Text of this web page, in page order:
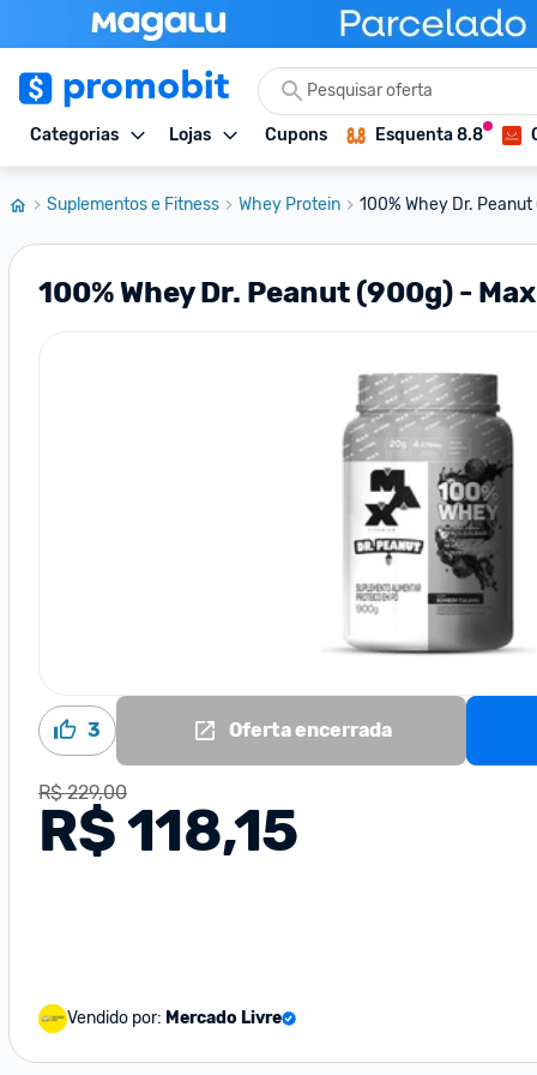
Categorias Lojas Cupons Esquenta 8.8
Suplementos e Fitness Whey Protein 100% Whey Dr.
100% Whey Dr. Peanut (900g) -
3 Oferta encerrada
R$ 229,00
R$ 118,15
Vendido por: Mercado Livre